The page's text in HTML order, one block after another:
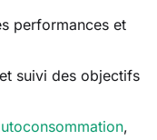
performances et
suivi des objectifs
,